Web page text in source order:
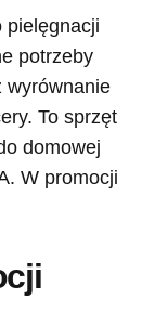
pielęgnacji
potrzeby
wyrównanie
To sprzęt
domowej
W promocji